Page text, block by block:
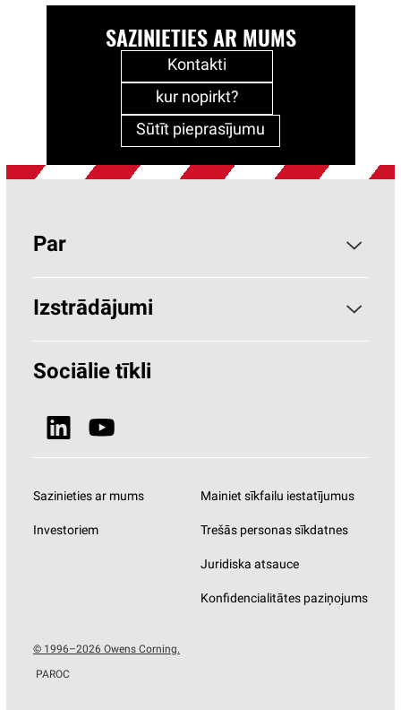
SAZINIETIES AR MUMS
Kontakti
kur nopirkt?
Sūtīt pieprasījumu
Par
Par PAROC
Kāpēc akmens vate?
Ilgtspēja
Ziņas un Media
Izstrādājumi
Būvniecība
Sociālie tīkli
Sazinieties ar mums
Investoriem
Mainiet sīkfailu iestatījumus
Trešās personas sīkdatnes
Juridiska atsauce
Konfidencialitātes paziņojums
© 1996–2026 Owens Corning.
PAROC